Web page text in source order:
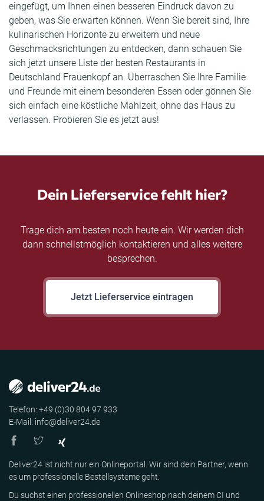
eingefügt, um Ihnen einen besseren Eindruck davon zu
geben, was Sie erwarten können. Wenn Sie bereit sind, Ihre
kulinarischen Horizonte zu erweitern und neue
Geschmacksrichtungen zu entdecken, dann schauen Sie
sich jetzt unsere Liste der besten Restaurants in
Deutschland Frauenkopf an. Überraschen Sie Ihre Familie
und Freunde mit einem besonderen Essen oder gönnen Sie
sich einfach eine köstliche Mahlzeit, ohne das Haus zu
verlassen. Probieren Sie es jetzt aus!
Dein Lieferservice fehlt hier?
Trage dich am besten noch heute ein. Wir werden dich
dann schnellstmöglich kontaktieren und alles weitere
besprechen.
Jetzt Lieferservice eintragen
Telefon: +49 (0)30 804 97 933
E-Mail: info@deliver24.de
Deliver24 ist nicht nur ein Onlineportal. Wir sind dein Partner, wenn
es um professionelle Bestellsysteme geht.
Du suchst einen professionellen Onlineshop nach deinem CI und